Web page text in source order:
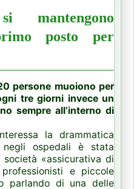
mantengono
posto per
persone muoiono per
tre giorni invece un
sempre all’interno di
la drammatica
ospedali è stata
«assicurativa di
e piccole
parlando di una delle